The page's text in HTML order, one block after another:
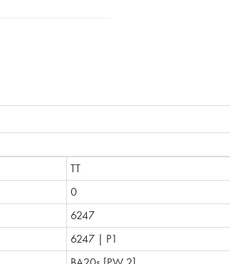
TT
0
6247
6247 | P1